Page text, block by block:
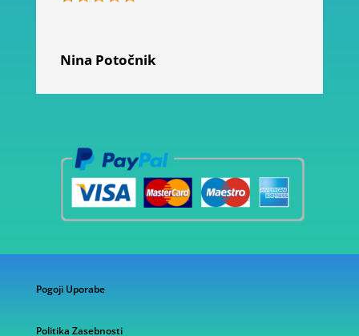
Nina Potočnik
Pogoji Uporabe
Politika Zasebnosti